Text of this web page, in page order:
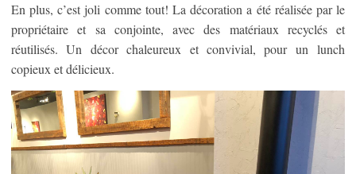
En plus, c’est joli comme tout! La décoration a été réalisée par le
propriétaire et sa conjointe, avec des matériaux recyclés et
réutilisés. Un décor chaleureux et convivial, pour un lunch
copieux et délicieux.